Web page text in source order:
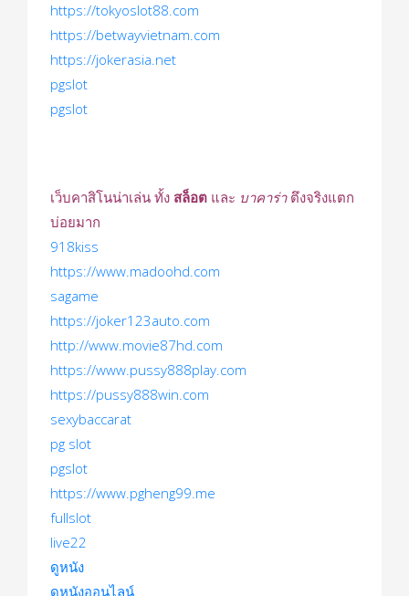
https://tokyoslot88.com
https://betwayvietnam.com
https://jokerasia.net
pgslot
pgslot
เว็บคาสิโนน่าเล่น ทั้ง สล็อต และ บาคาร่าตึงจริงแตก
บ่อยมาก
918kiss
https://www.madoohd.com
sagame
https://joker123auto.com
http://www.movie87hd.com
https://www.pussy888play.com
https://pussy888win.com
sexybaccarat
pg slot
pgslot
https://www.pgheng99.me
fullslot
live22
ดูหนัง
ดูหนังออนไลน์